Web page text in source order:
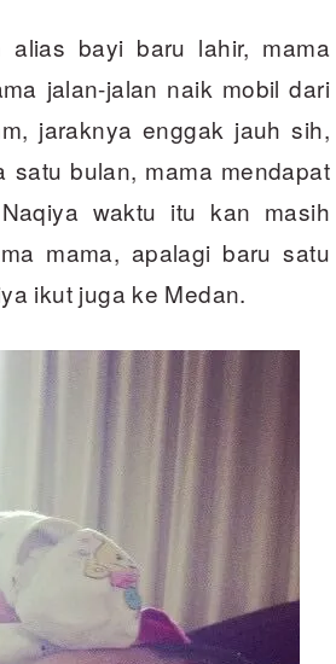
alias bayi baru lahir, mama
jalan-jalan naik mobil dari
jaraknya enggak jauh sih,
satu bulan, mama mendapat
waktu itu kan masih
mama, apalagi baru satu
ikut juga ke Medan.